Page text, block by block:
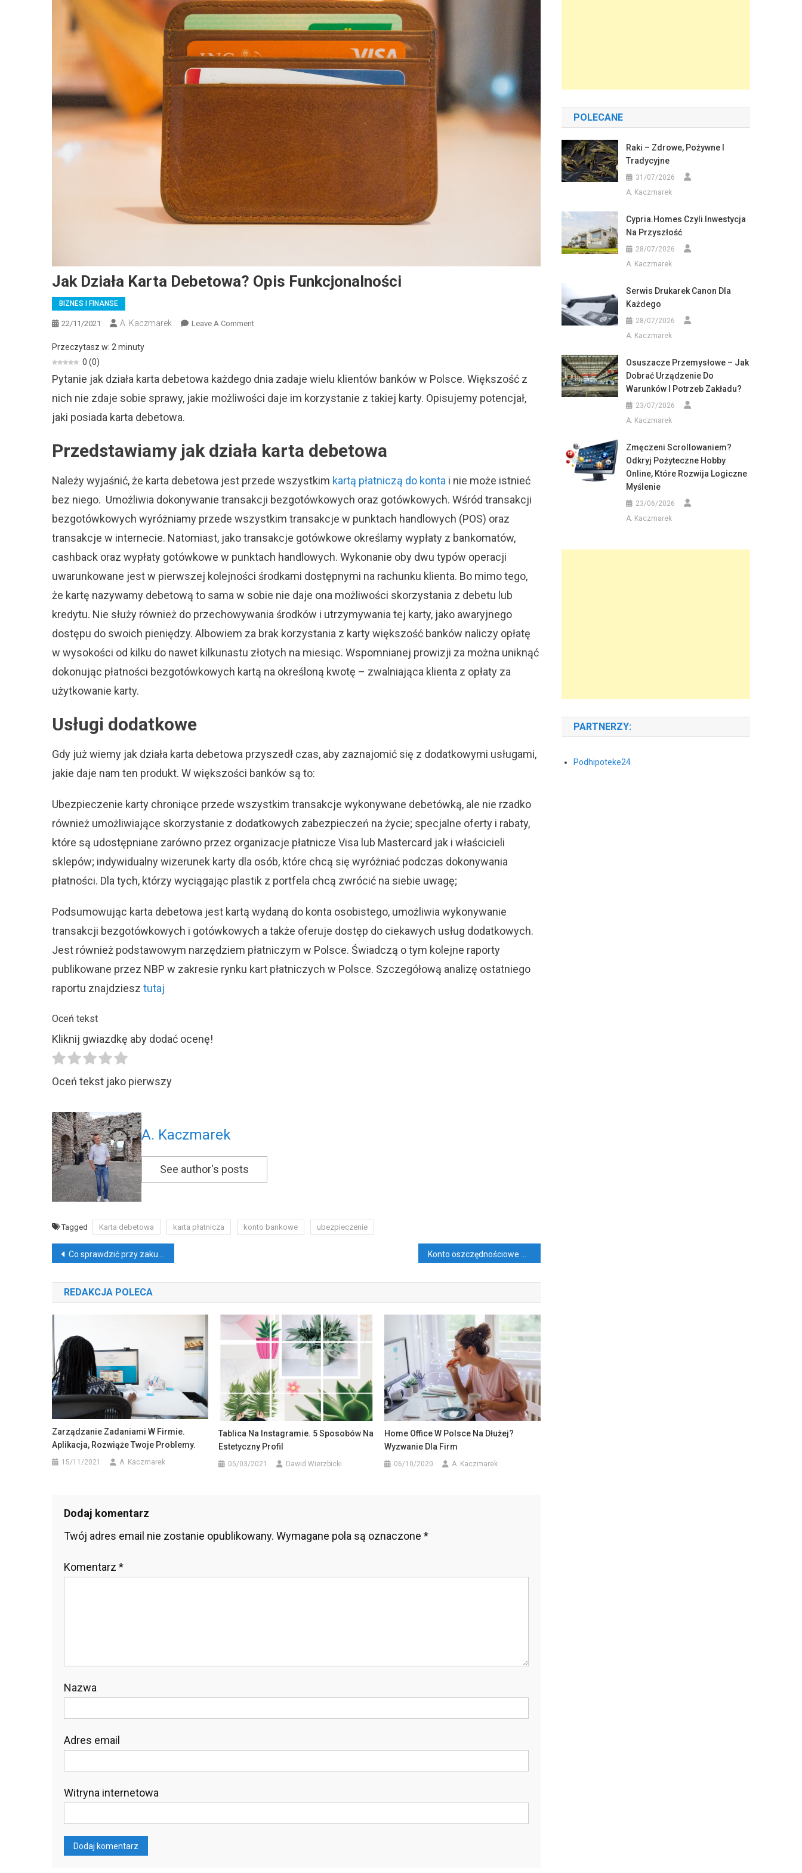
Jak Działa Karta Debetowa? Opis Funkcjonalności
BIZNES I FINANSE
22/11/2021 A. Kaczmarek Leave A CommentOn
Debetowa?
Opis
Funkcjonalności
Przeczytasz w: 2 minuty
0 (0)
Pytanie jak działa karta debetowa każdego dnia zadaje wielu klientów banków w Polsce. Większość z
nich nie zdaje sobie sprawy, jakie możliwości daje im korzystanie z takiej karty. Opisujemy potencjał,
jaki posiada karta debetowa.
Przedstawiamy jak działa karta debetowa
Należy wyjaśnić, że karta debetowa jest przede wszystkim kartą płatniczą do konta i nie może istnieć
bez niego. Umożliwia dokonywanie transakcji bezgotówkowych oraz gotówkowych. Wśród transakcji
bezgotówkowych wyróżniamy przede wszystkim transakcje w punktach handlowych (POS) oraz
transakcje w internecie. Natomiast, jako transakcje gotówkowe określamy wypłaty z bankomatów,
cashback oraz wypłaty gotówkowe w punktach handlowych. Wykonanie oby dwu typów operacji
uwarunkowane jest w pierwszej kolejności środkami dostępnymi na rachunku klienta. Bo mimo tego,
że kartę nazywamy debetową to sama w sobie nie daje ona możliwości skorzystania z debetu lub
kredytu. Nie służy również do przechowywania środków i utrzymywania tej karty, jako awaryjnego
dostępu do swoich pieniędzy. Albowiem za brak korzystania z karty większość banków naliczy opłatę
w wysokości od kilku do nawet kilkunastu złotych na miesiąc. Wspomnianej prowizji za można uniknąć
dokonując płatności bezgotówkowych kartą na określoną kwotę – zwalniająca klienta z opłaty za
użytkowanie karty.
Usługi dodatkowe
Gdy już wiemy jak działa karta debetowa przyszedł czas, aby zaznajomić się z dodatkowymi usługami,
jakie daje nam ten produkt. W większości banków są to:
Ubezpieczenie karty chroniące przede wszystkim transakcje wykonywane debetówką, ale nie rzadko
również umożliwiające skorzystanie z dodatkowych zabezpieczeń na życie; specjalne oferty i rabaty,
które są udostępniane zarówno przez organizacje płatnicze Visa lub Mastercard jak i właścicieli
sklepów; indywidualny wizerunek karty dla osób, które chcą się wyróżniać podczas dokonywania
płatności. Dla tych, którzy wyciągając plastik z portfela chcą zwrócić na siebie uwagę;
Podsumowując karta debetowa jest kartą wydaną do konta osobistego, umożliwia wykonywanie
transakcji bezgotówkowych i gotówkowych a także oferuje dostęp do ciekawych usług dodatkowych.
Jest również podstawowym narzędziem płatniczym w Polsce. Świadczą o tym kolejne raporty
publikowane przez NBP w zakresie rynku kart płatniczych w Polsce. Szczegółową analizę ostatniego
raportu znajdziesz tutaj
Oceń tekst
Kliknij gwiazdkę aby dodać ocenę!
Oceń tekst jako pierwszy
A. Kaczmarek
See author's posts
Tagged Karta debetowa karta płatnicza konto bankowe ubezpieczenie
Nawigacja
wpisu
Co sprawdzić przy zakupie auta. Praktyczne rady
REDAKCJA POLECA
Zarządzanie Zadaniami W Firmie.
Aplikacja, Rozwiąże Twoje Problemy.
15/11/2021 A. Kaczmarek
Tablica Na Instagramie. 5 Sposobów Na
Estetyczny Profil
05/03/2021 Dawid Wierzbicki
Home Office W Polsce Na Dłużej?
Wyzwanie Dla Firm
06/10/2020 A. Kaczmarek
Dodaj komentarz
Twój adres email nie zostanie opublikowany. Wymagane pola są oznaczone *
Komentarz *
Nazwa
Adres email
Witryna internetowa
POLECANE
Raki – Zdrowe, Pożywne I
Tradycyjne
31/07/2026
A. Kaczmarek
Cypria.homes Czyli Inwestycja
Na Przyszłość
28/07/2026
A. Kaczmarek
Serwis Drukarek Canon Dla
Każdego
28/07/2026
A. Kaczmarek
Osuszacze Przemysłowe – Jak
Dobrać Urządzenie Do
Warunków I Potrzeb Zakładu?
23/07/2026
A. Kaczmarek
Zmęczeni Scrollowaniem?
Odkryj Pożyteczne Hobby
Online, Które Rozwija Logiczne
Myślenie
23/06/2026
A. Kaczmarek
PARTNERZY:
Podhipoteke24